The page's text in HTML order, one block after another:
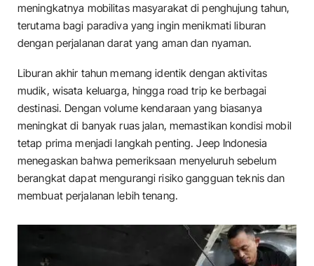
meningkatnya mobilitas masyarakat di penghujung tahun,
terutama bagi paradiva yang ingin menikmati liburan
dengan perjalanan darat yang aman dan nyaman.
Liburan akhir tahun memang identik dengan aktivitas
mudik, wisata keluarga, hingga road trip ke berbagai
destinasi. Dengan volume kendaraan yang biasanya
meningkat di banyak ruas jalan, memastikan kondisi mobil
tetap prima menjadi langkah penting. Jeep Indonesia
menegaskan bahwa pemeriksaan menyeluruh sebelum
berangkat dapat mengurangi risiko gangguan teknis dan
membuat perjalanan lebih tenang.